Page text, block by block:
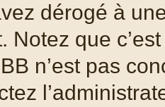
dérogé à
Notez que
n’est pas